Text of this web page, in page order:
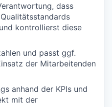
dass
kontrollierst diese
und passt ggf.
der Mitarbeitenden
anhand der KPIs und
mit der